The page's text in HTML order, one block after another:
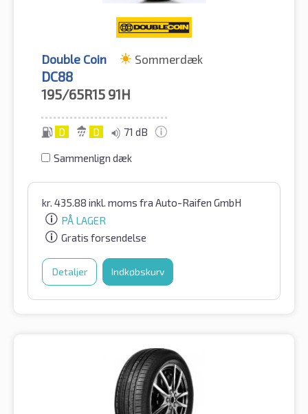
Double Coin Sommerdæk
DC88
195/65R15 91H
D D 71 dB
Sammenlign dæk
kr. 435.88 inkl. moms fra Auto-Raifen GmbH
PÅ LAGER
Gratis forsendelse
Detaljer Indkøbskurv